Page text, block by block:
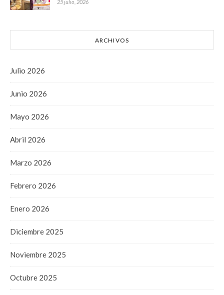
25 julio, 2026
ARCHIVOS
Julio 2026
Junio 2026
Mayo 2026
Abril 2026
Marzo 2026
Febrero 2026
Enero 2026
Diciembre 2025
Noviembre 2025
Octubre 2025